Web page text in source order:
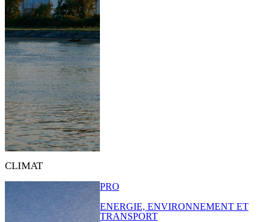
CLIMAT
PRO
ENERGIE, ENVIRONNEMENT ET
TRANSPORT